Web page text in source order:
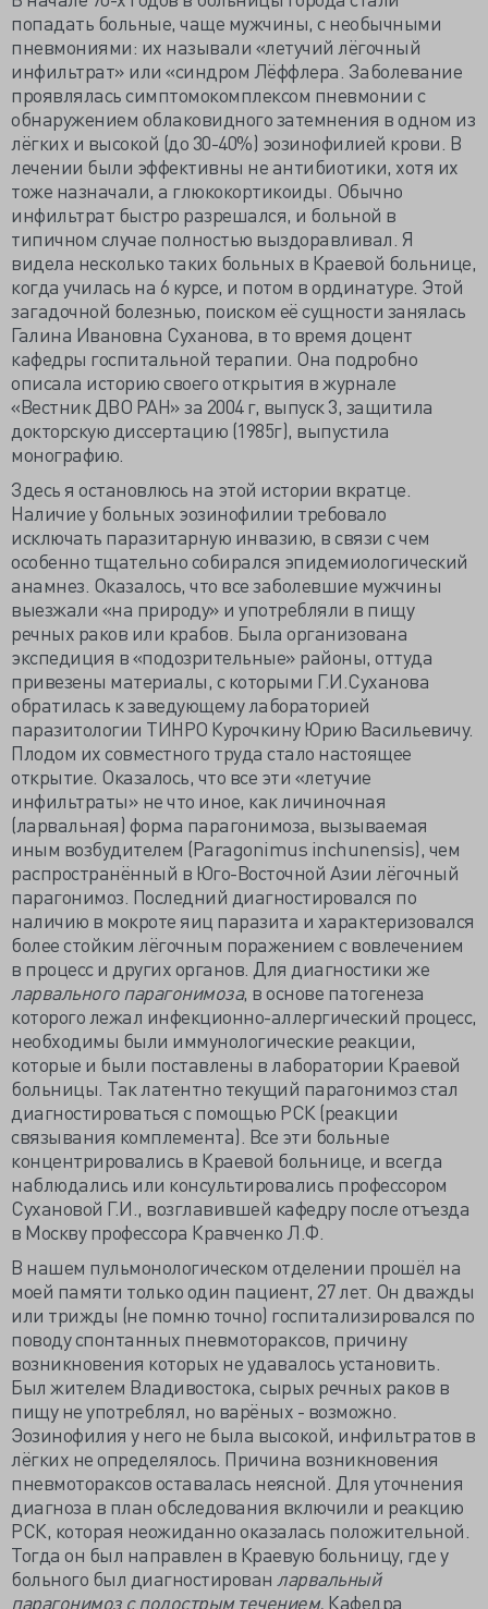
попадать больные, чаще мужчины, с необычными
пневмониями: их называли «летучий лёгочный
инфильтрат» или «синдром Лёффлера. Заболевание
проявлялась симптомокомплексом пневмонии с
обнаружением облаковидного затемнения в одном из
лёгких и высокой (до 30-40%) эозинофилией крови. В
лечении были эффективны не антибиотики, хотя их
тоже назначали, а глюкокортикоиды. Обычно
инфильтрат быстро разрешался, и больной в
типичном случае полностью выздоравливал. Я
видела несколько таких больных в Краевой больнице,
когда училась на 6 курсе, и потом в ординатуре. Этой
загадочной болезнью, поиском её сущности занялась
Галина Ивановна Суханова, в то время доцент
кафедры госпитальной терапии. Она подробно
описала историю своего открытия в журнале
«Вестник ДВО РАН» за 2004 г, выпуск 3, защитила
докторскую диссертацию (1985г), выпустила
монографию.
Здесь я остановлюсь на этой истории вкратце.
Наличие у больных эозинофилии требовало
исключать паразитарную инвазию, в связи с чем
особенно тщательно собирался эпидемиологический
анамнез. Оказалось, что все заболевшие мужчины
выезжали «на природу» и употребляли в пищу
речных раков или крабов. Была организована
экспедиция в «подозрительные» районы, оттуда
привезены материалы, с которыми Г.И.Суханова
обратилась к заведующему лабораторией
паразитологии ТИНРО Курочкину Юрию Васильевичу.
Плодом их совместного труда стало настоящее
открытие. Оказалось, что все эти «летучие
инфильтраты» не что иное, как личиночная
(ларвальная) форма парагонимоза, вызываемая
иным возбудителем (Paragonimus inchunensis), чем
распространённый в Юго-Восточной Азии лёгочный
парагонимоз. Последний диагностировался по
наличию в мокроте яиц паразита и характеризовался
более стойким лёгочным поражением с вовлечением
в процесс и других органов. Для диагностики же
ларвального парагонимоза, в основе патогенеза
которого лежал инфекционно-аллергический процесс,
необходимы были иммунологические реакции,
которые и были поставлены в лаборатории Краевой
больницы. Так латентно текущий парагонимоз стал
диагностироваться с помощью РСК (реакции
связывания комплемента). Все эти больные
концентрировались в Краевой больнице, и всегда
наблюдались или консультировались профессором
Сухановой Г.И., возглавившей кафедру после отъезда
в Москву профессора Кравченко Л.Ф.
В нашем пульмонологическом отделении прошёл на
моей памяти только один пациент, 27 лет. Он дважды
или трижды (не помню точно) госпитализировался по
поводу спонтанных пневмотораксов, причину
возникновения которых не удавалось установить.
Был жителем Владивостока, сырых речных раков в
пищу не употреблял, но варёных - возможно.
Эозинофилия у него не была высокой, инфильтратов в
лёгких не определялось. Причина возникновения
пневмотораксов оставалась неясной. Для уточнения
диагноза в план обследования включили и реакцию
РСК, которая неожиданно оказалась положительной.
Тогда он был направлен в Краевую больницу, где у
больного был диагностирован ларвальный
парагонимоз с подострым течением. Кафедра